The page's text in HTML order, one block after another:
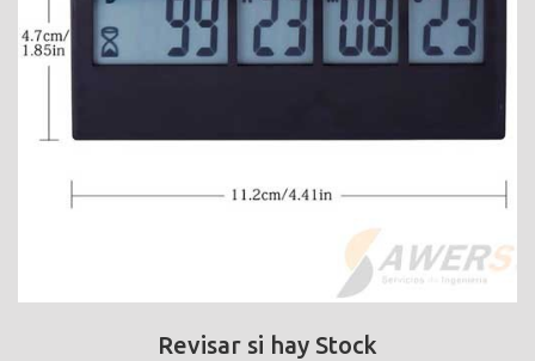
Revisar si hay Stock